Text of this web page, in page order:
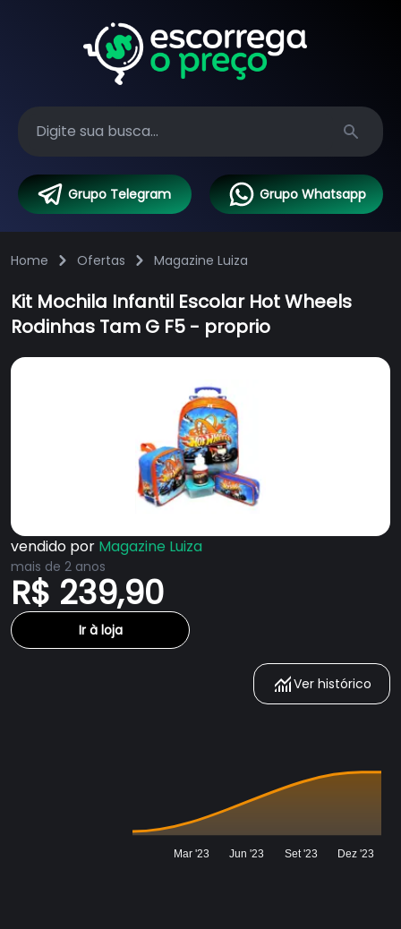
Search
Grupo Telegram Grupo Whatsapp
Home Ofertas Magazine Luiza
Kit Mochila Infantil Escolar Hot Wheels
Rodinhas Tam G F5 - proprio
vendido por Magazine Luiza
mais de 2 anos
R$ 239,90
Ir à loja
Ver histórico
Mar '23 Jun '23 Set '23 Dez '23